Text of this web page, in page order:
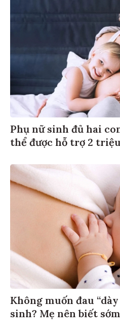
Phụ nữ sinh đủ hai
thể được hỗ trợ 2
Không muốn đau
sinh? Mẹ nên biết